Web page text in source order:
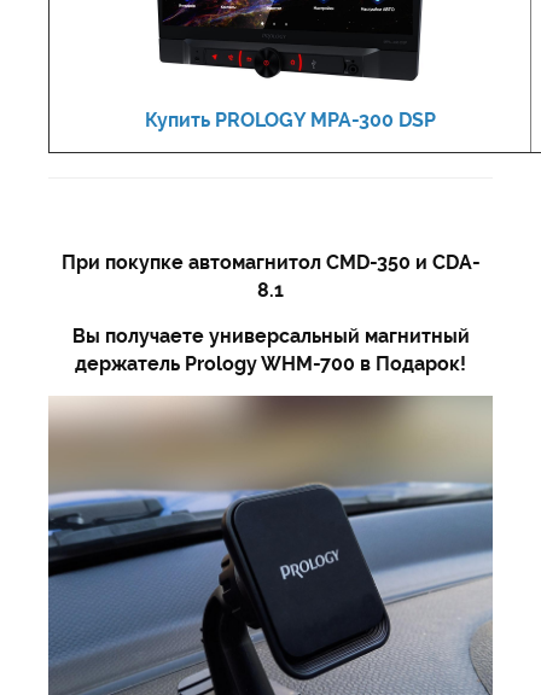
Купить PROLOGY MPA-300 DSP
При покупке автомагнитол CMD-350 и CDA-
8.1
Вы получаете универсальный магнитный
держатель Prology WHM-700 в Подарок!